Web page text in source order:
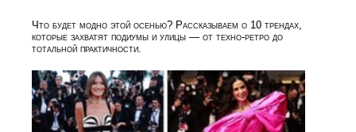
Что будет модно этой осенью? Рассказываем о 10 трендах,
которые захватят подиумы и улицы — от техно-ретро до
тотальной практичности.